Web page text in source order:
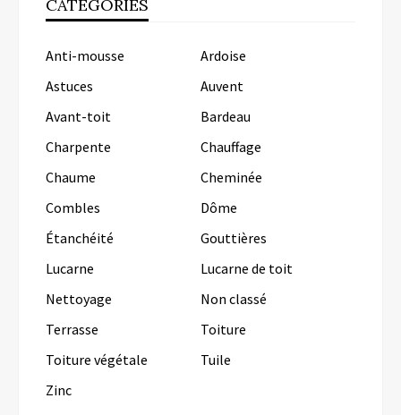
CATÉGORIES
Anti-mousse
Ardoise
Astuces
Auvent
Avant-toit
Bardeau
Charpente
Chauffage
Chaume
Cheminée
Combles
Dôme
Étanchéité
Gouttières
Lucarne
Lucarne de toit
Nettoyage
Non classé
Terrasse
Toiture
Toiture végétale
Tuile
Zinc